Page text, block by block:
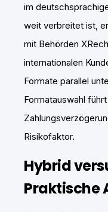
im
weit verbreitet ist,
mit Behörden
internationalen
Formate parallel
Formatauswahl
Risikofaktor.
Hybrid
Praktische